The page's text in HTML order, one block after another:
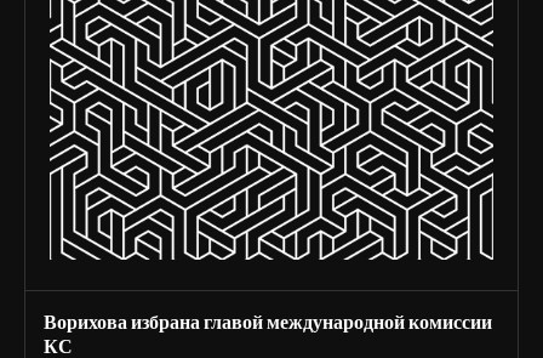
Ворихова избрана главой международной комиссии
КС